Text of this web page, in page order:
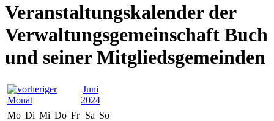
Veranstaltungskalender der
Verwaltungsgemeinschaft Buch
und seiner Mitgliedsgemeinden
Juni
2024
Mo Di Mi Do Fr Sa So